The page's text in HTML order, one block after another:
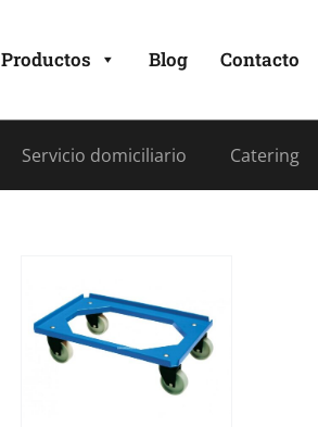
Productos Blog Contacto
Servicio domiciliario Catering